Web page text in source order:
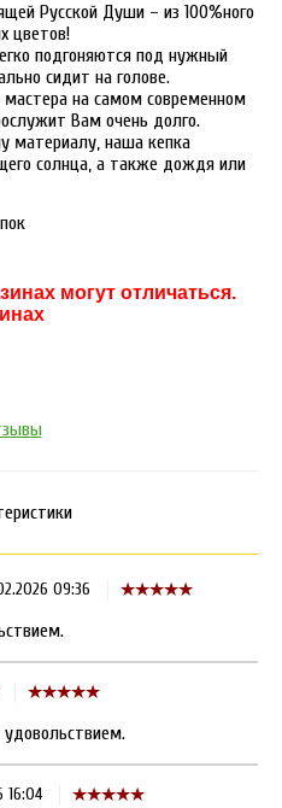
Русской Души – из 100%ного
цветов!
подгоняются под нужный
сидит на голове.
на самом современном
Вам очень долго.
материалу, наша кепка
солнца, а также дождя или
могут отличаться.
09:36
удовольствием.
16:04